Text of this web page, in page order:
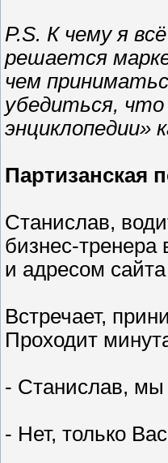
P.S. К чему я
решается
чем
убедиться,
Партизанская
Станислав,
бизнес-тренера
и адресом
Встречает,
Проходит
- Станислав, мы
- Нет, только